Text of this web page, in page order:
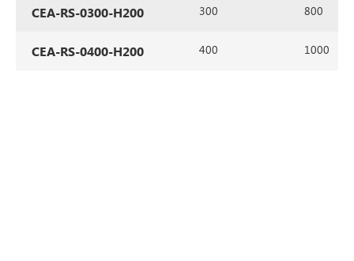
CEA-RS-0300-H200 300 800
CEA-RS-0400-H200 400 1000